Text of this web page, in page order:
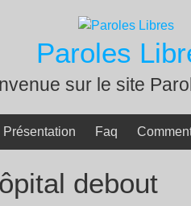
Paroles
sur le site
Présentation Faq
debout